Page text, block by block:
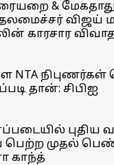
&
விஜய்
காரசார
NTA
தான்: சிபிஐ
புதிய
பெற்ற முதல்
காந்த்